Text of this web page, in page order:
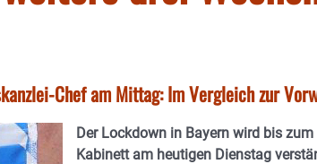
Chef am Mittag: Im Vergleich zur
Der Lockdown in Bayern wird bis
Kabinett am heutigen Dienstag